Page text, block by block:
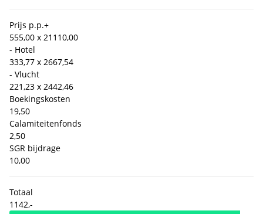
Prijs p.p.+
555,00 x 21110,00
- Hotel
333,77 x 2667,54
- Vlucht
221,23 x 2442,46
Boekingskosten
19,50
Calamiteitenfonds
2,50
SGR bijdrage
10,00
Totaal
1142,-